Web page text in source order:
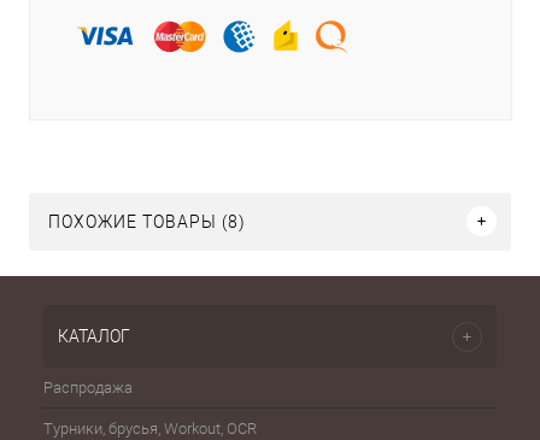
ПОХОЖИЕ ТОВАРЫ (8)
КАТАЛОГ
Распродажа
Турники, брусья, Workout, OCR